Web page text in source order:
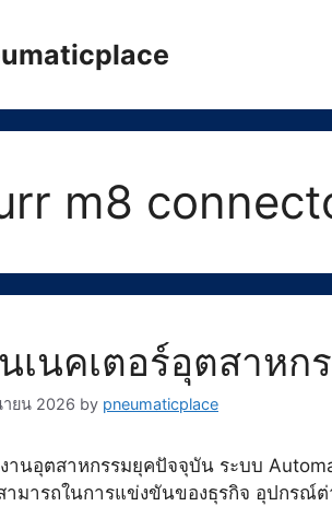
m8
เนคเตอร์อุตสาหก
ยน 2026 by pneumaticplace
งานอุตสาหกรรมยุคปัจจุบัน ระบบ
ามารถในการแข่งขันของธุรกิจ อุปกรณ์ต่